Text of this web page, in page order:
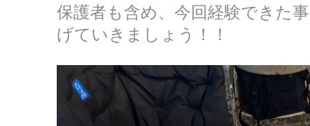
保護者も含め、今回経験できた
げていきましょう！！